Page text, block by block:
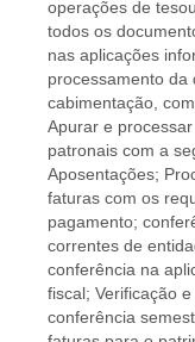
operações de
todos os
nas aplicações
processamento da
cabimentação,
Apurar e
patronais com a
Aposentações;
faturas com os
pagamento;
correntes de
conferência na
fiscal; Verificação
conferência